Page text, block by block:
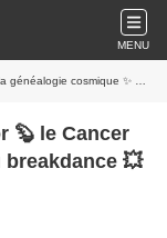
MENU
✨ du breakdance 💥🕺
🦫 le Cancer
breakdance 💥